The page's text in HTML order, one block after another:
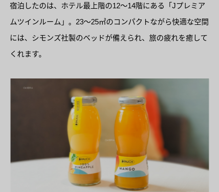
宿泊したのは、ホテル最上階の12〜14階にある「Jプレミア
ムツインルーム」。23～25㎡のコンパクトながら快適な空間
には、シモンズ社製のベッドが備えられ、旅の疲れを癒して
くれます。